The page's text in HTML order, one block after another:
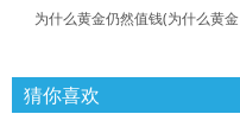
为什么黄金仍然值钱(为什么黄金
猜你喜欢